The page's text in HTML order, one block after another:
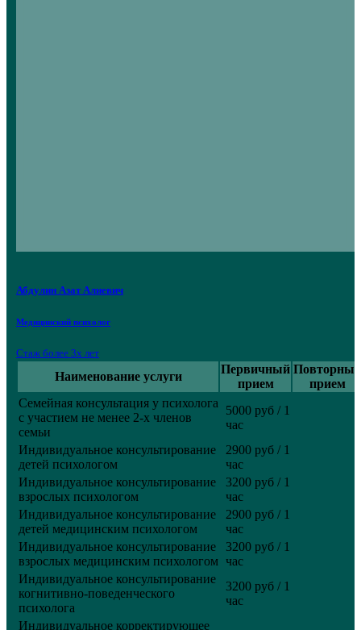
Абдулин Азат Алиевич
Медицинский психолог
Стаж более 3х лет
Наименование услуги
Первичный
прием
Повторный
прием
Семейная консультация у психолога
с участием не менее 2-х членов
семьи
5000 руб / 1
час
Индивидуальное консультирование
детей психологом
2900 руб / 1
час
Индивидуальное консультирование
взрослых психологом
3200 руб / 1
час
Индивидуальное консультирование
детей медицинским психологом
2900 руб / 1
час
Индивидуальное консультирование
взрослых медицинским психологом
3200 руб / 1
час
Индивидуальное консультирование
когнитивно-поведенческого
психолога
3200 руб / 1
час
Индивидуальное корректирующее